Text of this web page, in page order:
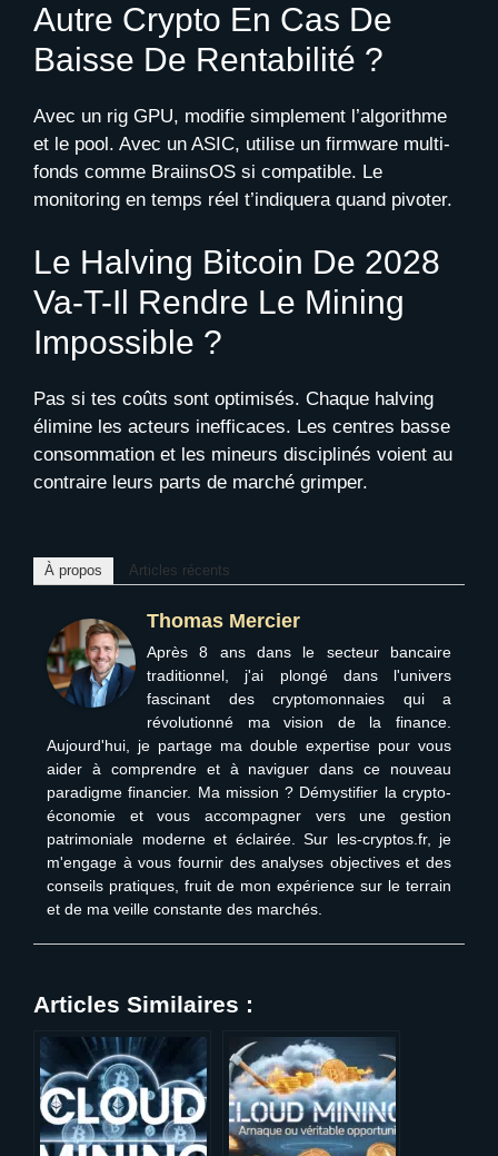
Autre Crypto En Cas De
Baisse De Rentabilité ?
Avec un rig GPU, modifie simplement l’algorithme
et le pool. Avec un ASIC, utilise un firmware multi-
fonds comme BraiinsOS si compatible. Le
monitoring en temps réel t’indiquera quand pivoter.
Le Halving Bitcoin De 2028
Va-T-Il Rendre Le Mining
Impossible ?
Pas si tes coûts sont optimisés. Chaque halving
élimine les acteurs inefficaces. Les centres basse
consommation et les mineurs disciplinés voient au
contraire leurs parts de marché grimper.
À propos Articles récents
Thomas Mercier
Après 8 ans dans le secteur bancaire
traditionnel, j'ai plongé dans l'univers
fascinant des cryptomonnaies qui a
révolutionné ma vision de la finance.
Aujourd'hui, je partage ma double expertise pour vous
aider à comprendre et à naviguer dans ce nouveau
paradigme financier. Ma mission ? Démystifier la crypto-
économie et vous accompagner vers une gestion
patrimoniale moderne et éclairée. Sur les-cryptos.fr, je
m'engage à vous fournir des analyses objectives et des
conseils pratiques, fruit de mon expérience sur le terrain
et de ma veille constante des marchés.
Articles Similaires :